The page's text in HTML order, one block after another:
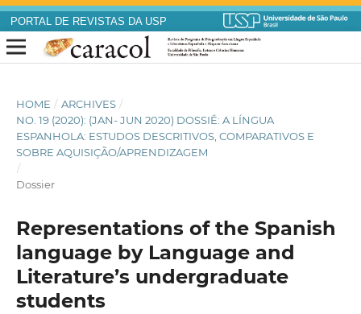
PORTAL DE REVISTAS DA USP
HOME / ARCHIVES /
NO. 19 (2020): (JAN- JUN 2020) DOSSIÊ: A LÍNGUA
ESPANHOLA: ESTUDOS DESCRITIVOS, COMPARATIVOS E
SOBRE AQUISIÇÃO/APRENDIZAGEM
/
Dossier
Representations of the Spanish
language by Language and
Literature’s undergraduate
students